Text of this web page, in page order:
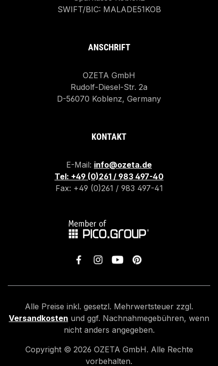
SWIFT/BIC: MALADE51KOB
ANSCHRIFT
OZETA GmbH
Rudolf-Diesel-Str. 2a
D-56070 Koblenz, Germany
KONTAKT
E-Mail: info@ozeta.de
Tel: +49 (0)261 / 983 497-40
Fax: +49 (0)261 / 983 497-41
Alle Preise inkl. gesetzl. Mehrwertsteuer zzgl.
Versandkosten und ggf. Nachnahmegebühren, wenn
nicht anders angegeben.
Copyright © 2026 OZETA GmbH. Alle Rechte
vorbehalten.